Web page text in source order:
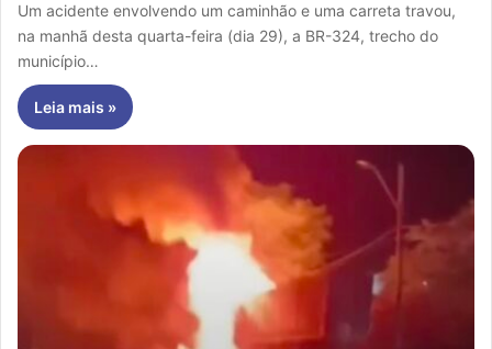
Um acidente envolvendo um caminhão e uma carreta travou,
na manhã desta quarta-feira (dia 29), a BR-324, trecho do
município…
Leia mais »